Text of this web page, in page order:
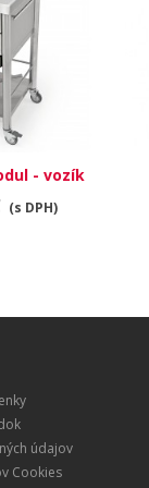
- vozík
(s DPH)
údajov
Cookies